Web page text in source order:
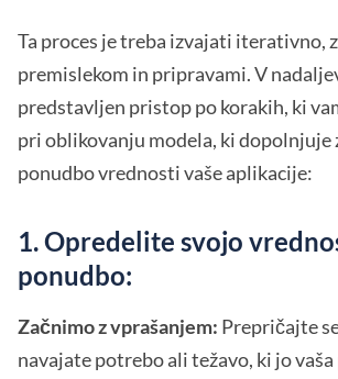
Ta proces je treba izvajati iterativno,
premislekom in pripravami. V
predstavljen pristop po korakih, ki
pri oblikovanju modela, ki dopolnjuje
ponudbo vrednosti vaše aplikacije:
1. Opredelite svojo
ponudbo:
Začnimo z vprašanjem: Prepričajte
navajate potrebo ali težavo, ki jo